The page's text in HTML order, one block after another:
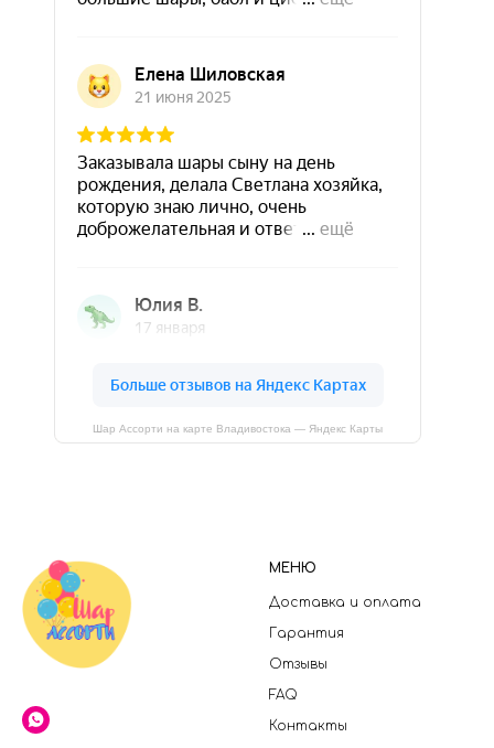
Шар Ассорти на карте Владивостока — Яндекс Карты
МЕНЮ
Доставка и оплата
Гарантия
Отзывы
FAQ
Контакты